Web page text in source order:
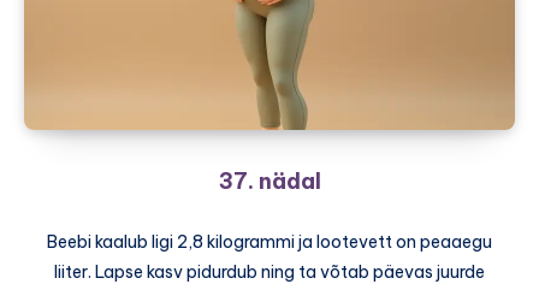
37. nädal
Beebi kaalub ligi 2,8 kilogrammi ja lootevett on peaaegu
liiter. Lapse kasv pidurdub ning ta võtab päevas juurde